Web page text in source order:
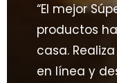
“El mejor
productos
casa.
en línea y